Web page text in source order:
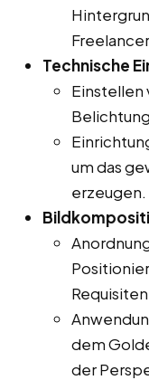
Technische
Einstellen
um das
erzeugen.
dem
der